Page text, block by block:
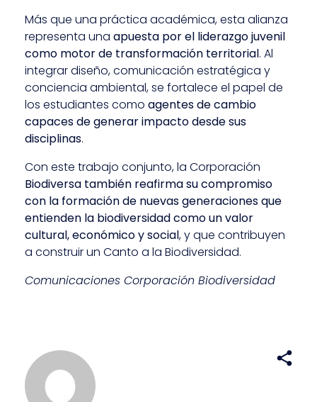
Más que una práctica académica, esta alianza
representa una apuesta por el liderazgo juvenil
como motor de transformación territorial. Al
integrar diseño, comunicación estratégica y
conciencia ambiental, se fortalece el papel de
los estudiantes como agentes de cambio
capaces de generar impacto desde sus
disciplinas.
Con este trabajo conjunto, la Corporación
Biodiversa también reafirma su compromiso
con la formación de nuevas generaciones que
entienden la biodiversidad como un valor
cultural, económico y social, y que contribuyen
a construir un Canto a la Biodiversidad.
Comunicaciones Corporación Biodiversidad